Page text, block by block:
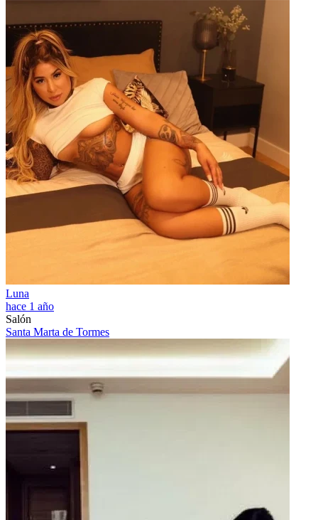
Luna
hace 1 año
Salón
Santa Marta de Tormes